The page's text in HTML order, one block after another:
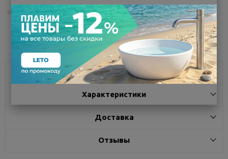
Поделиться
Описание
Характеристики
Доставка
Отзывы